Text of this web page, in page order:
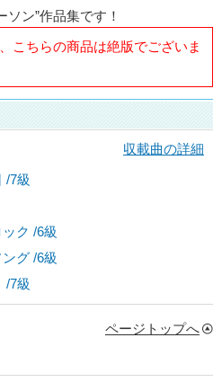
ソン”作品集です！
こちらの商品は絶版でございま
収載曲の詳細
/7級
ク /6級
グ /6級
/7級
ページトップへ